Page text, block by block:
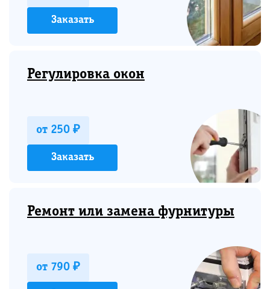
Заказать
Регулировка окон
от 250 ₽
Заказать
Ремонт или замена фурнитуры
от 790 ₽